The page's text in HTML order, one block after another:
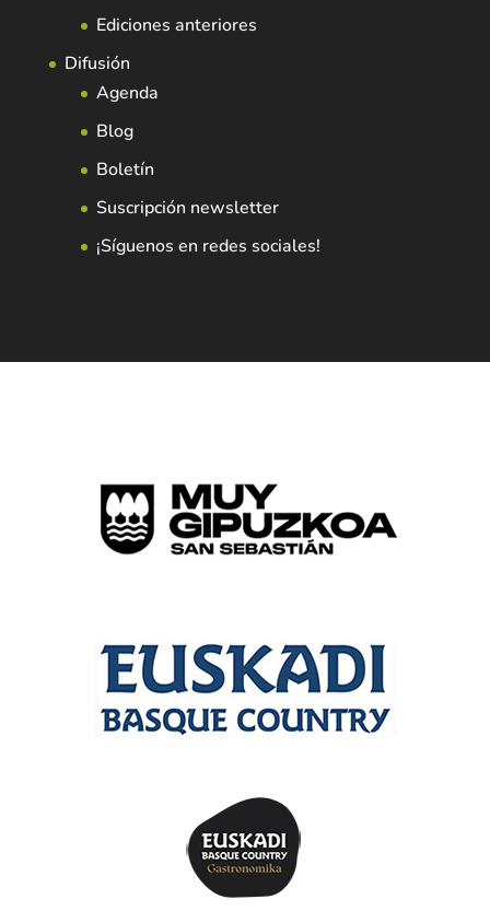
Ediciones anteriores
Difusión
Agenda
Blog
Boletín
Suscripción newsletter
¡Síguenos en redes sociales!